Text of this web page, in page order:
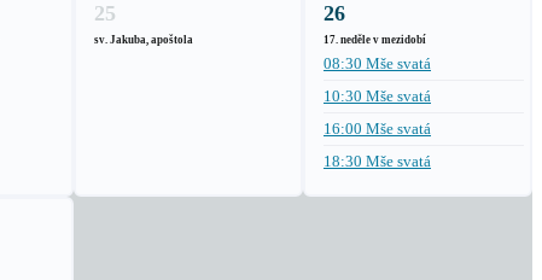
25
sv. Jakuba, apoštola
26
17. neděle v mezidobí
08:30 Mše svatá
10:30 Mše svatá
16:00 Mše svatá
18:30 Mše svatá